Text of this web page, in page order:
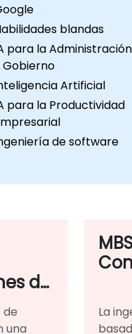
de
Notas Se pueden utilizar
blandas
para la
Gobierno
Artificial
para la Productividad
de software
de
de
una
La